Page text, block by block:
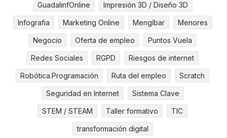
GuadalinfOnline Impresión 3D / Diseño 3D
Infografia Marketing Online Mengíbar Menores
Negocio Oferta de empleo Puntos Vuela
Redes Sociales RGPD Riesgos de internet
Robótica.Programación Ruta del empleo Scratch
Seguridad en Internet Sistema Clave
STEM / STEAM Taller formativo TIC
transformación digital